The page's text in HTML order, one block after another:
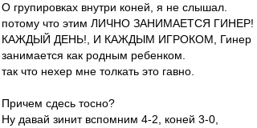
О групировках внутри коней, я не слышал.
потому что этим ЛИЧНО ЗАНИМАЕТСЯ ГИНЕР!
КАЖДЫЙ ДЕНЬ!, И КАЖДЫМ ИГРОКОМ, Гинер
занимается как родным ребенком.
так что нехер мне толкать это гавно.
Причем сдесь тосно?
Ну давай зинит вспомним 4-2, коней 3-0,